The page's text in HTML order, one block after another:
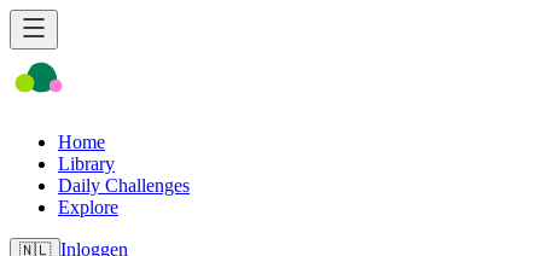
Home
Library
Daily Challenges
Explore
🇳🇱 Inloggen